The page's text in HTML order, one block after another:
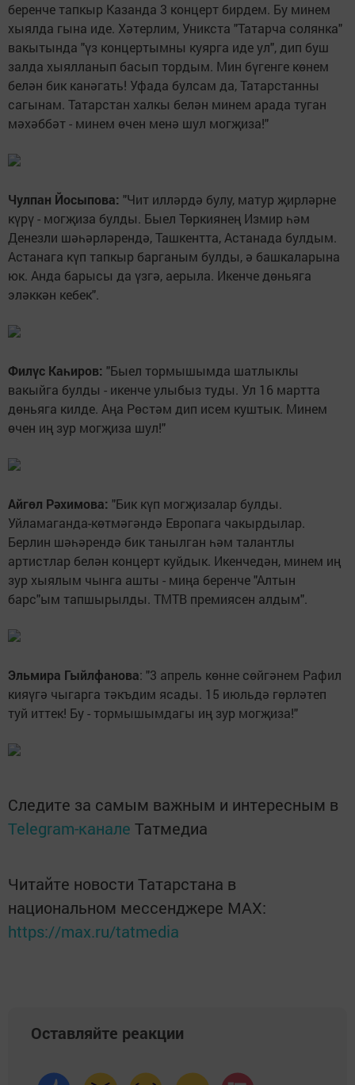
беренче тапкыр Казанда 3 концерт бирдем. Бу минем
хыялда гына иде. Хәтерлим, Уникста "Татарча солянка"
вакытында "үз концертымны куярга иде ул", дип буш
залда хыялланып басып тордым. Мин бүгенге көнем
белән бик канәгать! Уфада булсам да, Татарстанны
сагынам. Татарстан халкы белән минем арада туган
мәхәббәт - минем өчен менә шул могҗиза!"
Чулпан Йосыпова: "Чит илләрдә булу, матур җирләрне
күрү - могҗиза булды. Быел Төркиянең Измир һәм
Денезли шәһәрләрендә, Ташкентта, Астанада булдым.
Астанага күп тапкыр барганым булды, ә башкаларына
юк. Анда барысы да үзгә, аерыла. Икенче дөньяга
эләккән кебек".
Филүс Каһиров: "Быел тормышымда шатлыклы
вакыйга булды - икенче улыбыз туды. Ул 16 мартта
дөньяга килде. Аңа Рөстәм дип исем куштык. Минем
өчен иң зур могҗиза шул!"
Айгөл Рәхимова: "Бик күп могҗизалар булды.
Уйламаганда-көтмәгәндә Европага чакырдылар.
Берлин шәһәрендә бик танылган һәм талантлы
артистлар белән концерт куйдык. Икенчедән, минем иң
зур хыялым чынга ашты - миңа беренче "Алтын
барс"ым тапшырылды. ТМТВ премиясен алдым".
Эльмира Гыйлфанова: "3 апрель көнне сөйгәнем Рафил
кияүгә чыгарга тәкъдим ясады. 15 июльдә гөрләтеп
туй иттек! Бу - тормышымдагы иң зур могҗиза!"
Следите за самым важным и интересным в
Telegram-канале Татмедиа
Читайте новости Татарстана в
национальном мессенджере MАХ:
https://max.ru/tatmedia
Оставляйте реакции